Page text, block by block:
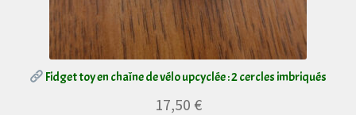
Fidget toy en chaîne de vélo upcyclée : 2 cercles imbriqués
17,50 €